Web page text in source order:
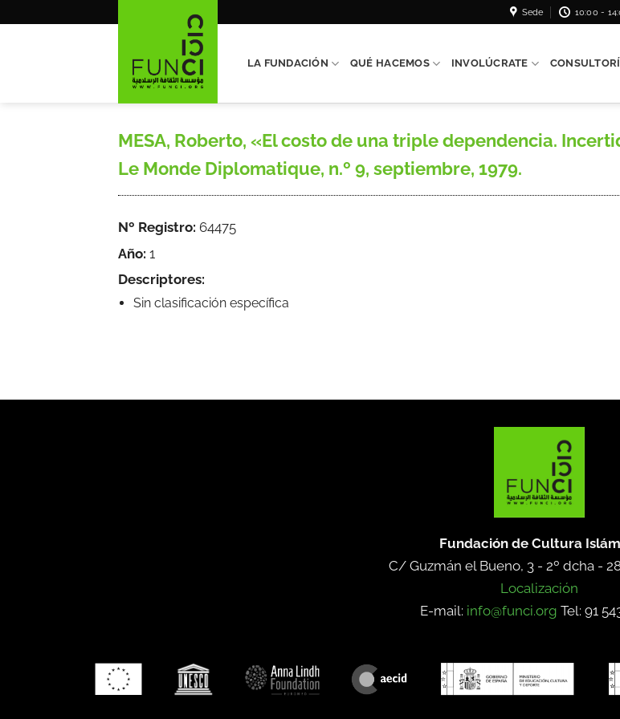
Sede 10:00 -
LA FUNDACIÓN QUÉ HACEMOS INVOLÚCRATE
MESA, Roberto, «El costo de una triple dependencia.
Le Monde Diplomatique, n.º 9, septiembre, 1979.
Nº Registro: 64475
Año: 1
Descriptores:
Sin clasificación específica
Fundación de Cultura
C/ Guzmán el Bueno, 3 - 2º dcha -
Localización
E-mail: info@funci.org Tel: 91